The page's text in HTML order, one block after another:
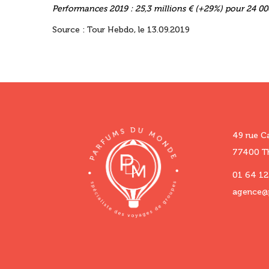
Performances 2019 : 25,3 millions € (+29%) pour 24
Source : Tour Hebdo, le 13.09.2019
49 rue
77400
01 64